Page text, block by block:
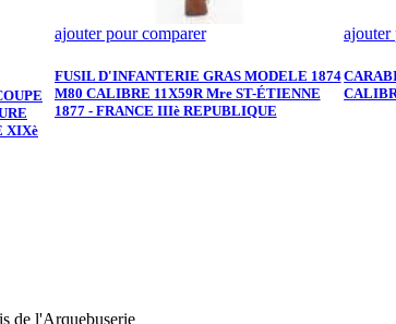
XIXè
ajouter pour comparer
FUSIL D'INFANTERIE GRAS MODELE 1874
M80 CALIBRE 11X59R Mre ST-ÉTIENNE
1877 - FRANCE IIIè REPUBLIQUE
ajouter
de l'Arquebuserie